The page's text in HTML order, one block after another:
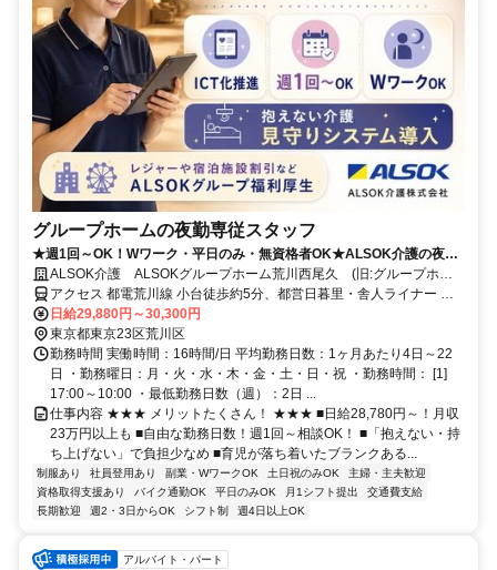
グループホームの夜勤専従スタッフ
★週1回～OK！Wワーク・平日のみ・無資格者OK★ALSOK介護の夜勤
介護スタッフ
ALSOK介護 ALSOKグループホーム荒川西尾久 (旧:グループホー
ムみんなの家・西尾久)
アクセス 都電荒川線 小台徒歩約5分、都営日暮里・舎人ライナー 足
立小台東口徒歩約12分、ＪＲ宇都宮線〔東北本線〕・ＪＲ上野東京ラ
イン/ＪＲ高崎線 尾久徒歩約18分 JR山手線・京浜東北線「田端」駅よ
りバス乗車 「西尾久三丁目」バス停下車 徒歩2分
日給29,880円～30,300円
東京都東京23区荒川区
勤務時間 実働時間：16時間/日 平均勤務日数：1ヶ月あたり4日～22
日 ・勤務曜日：月・火・水・木・金・土・日・祝 ・勤務時間： [1]
17:00～10:00 ・最低勤務日数（週）：2日 ...
仕事内容 ★★★ メリットたくさん！ ★★★ ■日給28,780円～！月収
23万円以上も ■自由な勤務日数！週1回～相談OK！ ■「抱えない・持
ち上げない」で負担少なめ ■育児が落ち着いたブランクある...
制服あり 社員登用あり 副業・WワークOK 土日祝のみOK
主婦・主夫歓迎
資格取得支援あり
バイク通勤OK 平日のみOK 月1シフト提出
交通費支給
長期歓迎
週2・3日からOK シフト制 週4日以上OK
アルバイト・パート